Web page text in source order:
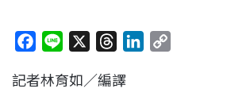
c
n
r
記者林育如／編譯